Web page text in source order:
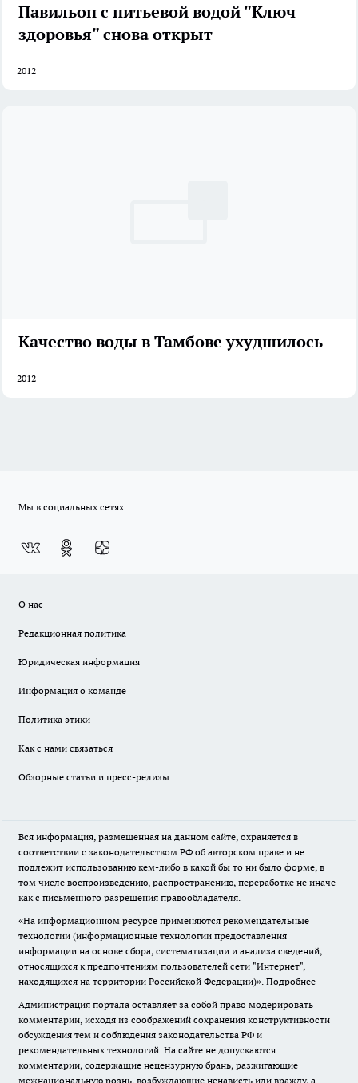
Павильон с питьевой водой "Ключ
здоровья" снова открыт
2012
Качество воды в Тамбове ухудшилось
2012
Мы в социальных сетях
О нас
Редакционная политика
Юридическая информация
Информация о команде
Политика этики
Как с нами связаться
Обзорные статьи и пресс-релизы
Вся информация, размещенная на данном сайте, охраняется в
соответствии с законодательством РФ об авторском праве и не
подлежит использованию кем-либо в какой бы то ни было форме, в
том числе воспроизведению, распространению, переработке не иначе
как с письменного разрешения правообладателя.
«На информационном ресурсе применяются рекомендательные
технологии (информационные технологии предоставления
информации на основе сбора, систематизации и анализа сведений,
относящихся к предпочтениям пользователей сети "Интернет",
находящихся на территории Российской Федерации)». Подробнее
Администрация портала оставляет за собой право модерировать
комментарии, исходя из соображений сохранения конструктивности
обсуждения тем и соблюдения законодательства РФ и
рекомендательных технологий. На сайте не допускаются
комментарии, содержащие нецензурную брань, разжигающие
межнациональную рознь, возбуждающие ненависть или вражду, а